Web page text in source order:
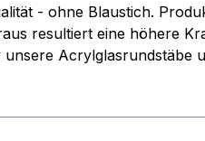
- ohne Blaustich.
resultiert eine höhere
Acrylglasrundstäbe